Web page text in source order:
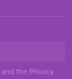
and the Privacy